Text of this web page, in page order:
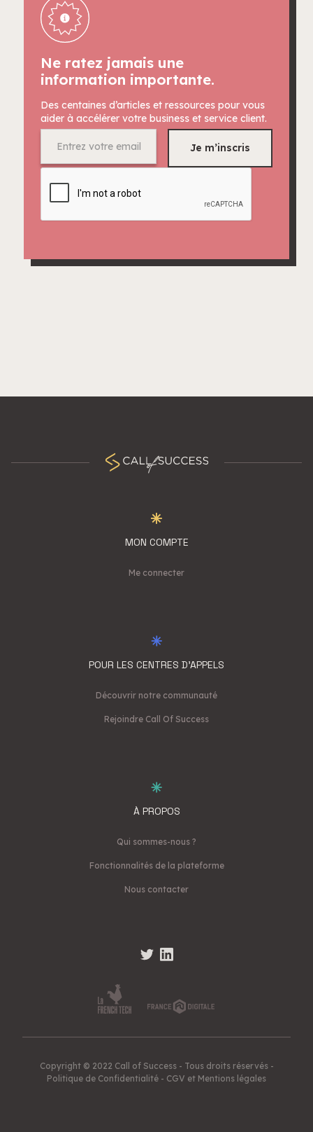
Ne ratez jamais une
information importante.
Des centaines d’articles et ressources pour vous
aider à accélérer votre business et service client.
MON COMPTE
Me connecter
POUR LES CENTRES D'APPELS
Découvrir notre communauté
Rejoindre Call Of Success
À PROPOS
Qui sommes-nous ?
Fonctionnalités de la plateforme
Nous contacter
Copyright © 2022 Call of Success - Tous droits réservés -
Politique de Confidentialité - CGV et Mentions légales